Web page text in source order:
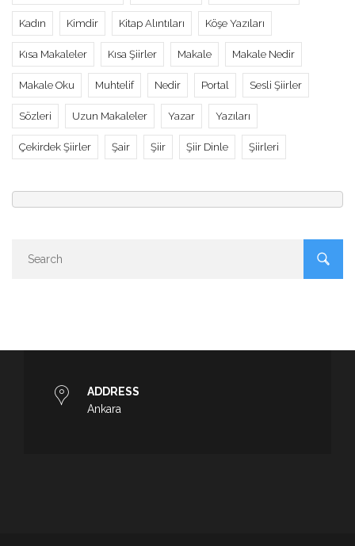
Kadın Kimdir Kitap Alıntıları Köşe Yazıları
Kısa Makaleler Kısa Şiirler Makale Makale Nedir
Makale Oku Muhtelif Nedir Portal Sesli Şiirler
Sözleri Uzun Makaleler Yazar Yazıları
Çekirdek Şiirler Şair Şiir Şiir Dinle Şiirleri
ADDRESS
Ankara